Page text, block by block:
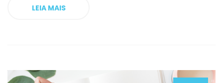
LEIA MAIS